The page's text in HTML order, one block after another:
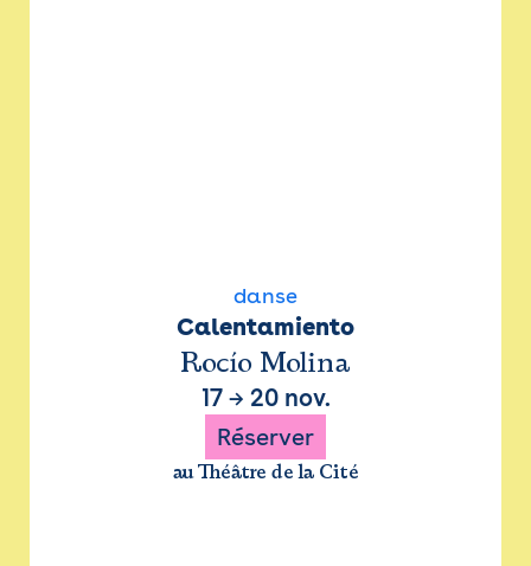
danse
Calentamiento
Rocío Molina
17→ 20 nov.
Réserver
au Théâtre de la Cité